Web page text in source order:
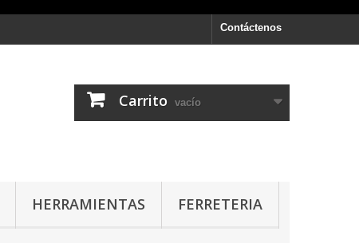
Contáctenos
Carrito vacío
HERRAMIENTAS FERRETERIA